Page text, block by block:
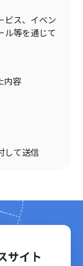
ビス、イベン
ル等を通じて
内容
して送信